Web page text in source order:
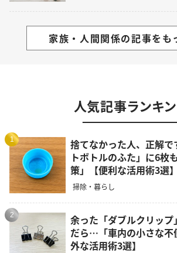
家族・人間関係の記事をも
人気記事ランキ
1
捨てなかった人、正解で
トボトルのふた」に6枚
策」【便利な活用術3選】
掃除・暮らし
2
余った「ダブルクリッ
だら…「車内の小さな不
外な活用術3選】